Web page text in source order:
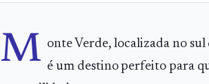
M onte Verde, localizada no
é um destino perfeito para